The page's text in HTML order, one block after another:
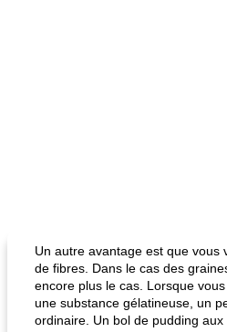
Un autre avantage est que vous
de fibres. Dans le cas des
encore plus le cas. Lorsque
une substance gélatineuse, un
ordinaire. Un bol de pudding